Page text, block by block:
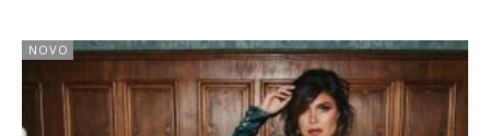
NOVO